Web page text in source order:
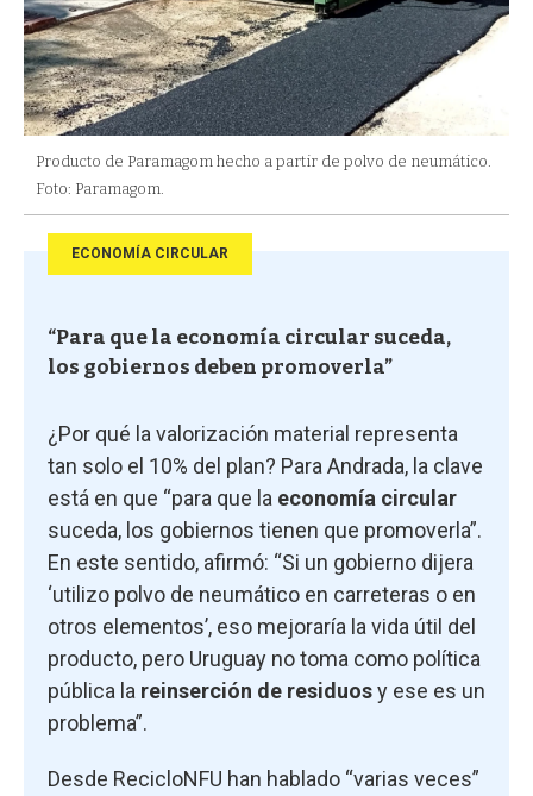
Producto de Paramagom hecho a partir de polvo de neumático.
Foto: Paramagom.
ECONOMÍA CIRCULAR
“Para que la economía circular suceda,
los gobiernos deben promoverla”
¿Por qué la valorización material representa
tan solo el 10% del plan? Para Andrada, la clave
está en que “para que la economía circular
suceda, los gobiernos tienen que promoverla”.
En este sentido, afirmó: “Si un gobierno dijera
‘utilizo polvo de neumático en carreteras o en
otros elementos’, eso mejoraría la vida útil del
producto, pero Uruguay no toma como política
pública la reinserción de residuosy ese es un
problema”.
Desde RecicloNFU han hablado “varias veces”